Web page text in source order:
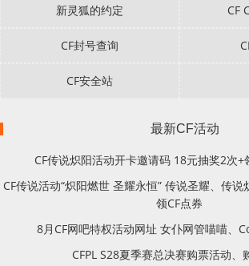
新灵狐的约定 CF
CF封号查询
CF安全站
最新CF活动
CF传说炽阳活动开卡邀请码 18元抽奖2次+
CF传说活动“炽阳燃世 圣耀永恒” 传说圣耀、传
领CF点券
8月CF网吧特权活动网址 女仆网管喵喵、
CFPL S28夏季赛总决赛购票活动、